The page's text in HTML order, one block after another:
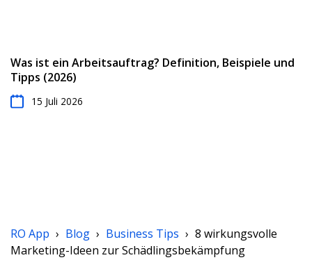
Was ist ein Arbeitsauftrag? Definition, Beispiele und
Tipps (2026)
15 Juli 2026
RO App › Blog › Business Tips › 8 wirkungsvolle
Marketing-Ideen zur Schädlingsbekämpfung